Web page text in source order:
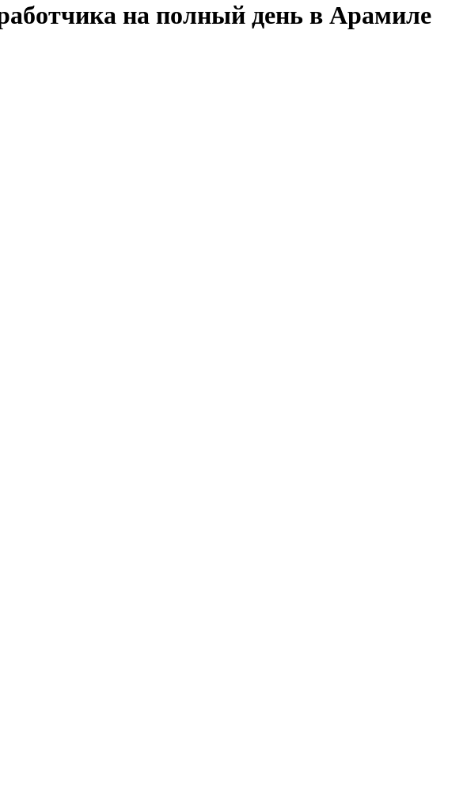
на полный день в Арамиле